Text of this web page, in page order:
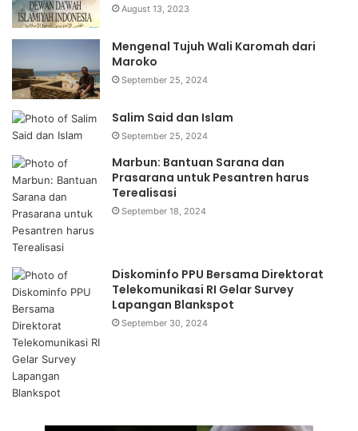
August 13, 2023
Mengenal Tujuh Wali Karomah dari
Maroko
September 25, 2024
Salim Said dan Islam
September 25, 2024
Marbun: Bantuan Sarana dan
Prasarana untuk Pesantren harus
Terealisasi
September 18, 2024
Diskominfo PPU Bersama Direktorat
Telekomunikasi RI Gelar Survey
Lapangan Blankspot
September 30, 2024